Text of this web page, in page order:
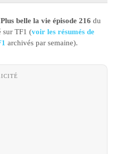
belle la vie épisode 216 du
sur TF1 (voir les résumés de
archivés par semaine).